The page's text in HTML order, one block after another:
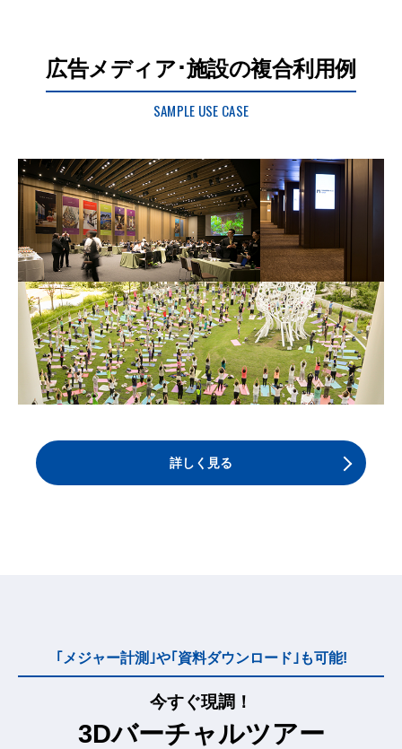
広告メディア･施設の複合利用例
SAMPLE USE CASE
詳しく見る
｢メジャー計測｣や｢資料ダウンロード｣も可能!
今すぐ現調！
3Dバーチャルツアー